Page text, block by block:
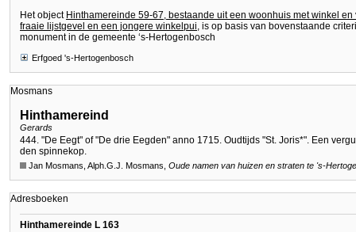
Het object Hinthamereinde 59-67, bestaande uit een woonhuis met winkel
fraaie lijstgevel en een jongere winkelpui, is op basis van bovenstaande
monument in de gemeente ‘s-Hertogenbosch
Erfgoed 's-Hertogenbosch
Mosmans
Hinthamereind
Gerards
444. "De Eegt" of "De drie Eegden" anno 1715. Oudtijds "St. Joris*". Een
den spinnekop.
Jan Mosmans, Alph.G.J. Mosmans, Oude namen van huizen en straten te 's-
Adresboeken
Hinthamereinde L 163